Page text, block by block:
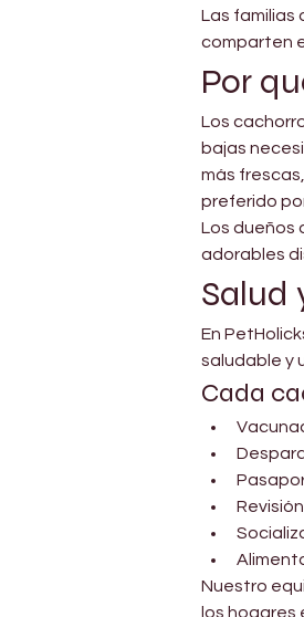
Las familias
comparten
Por
Los
bajas
más
preferido
Los dueños
adorables
Salud
En
saludable y
Cada
Nuestro
los hogares